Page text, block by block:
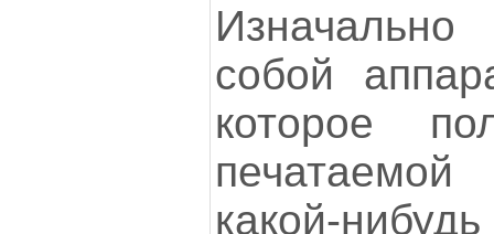
Изначально
собой
которое
какой-